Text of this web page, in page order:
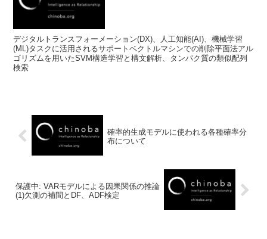
デジタルトランスフォーメーション(DX)、人工知能(AI)、機械学習
(ML)タスクに活用されるサポートベクトルマシンでの削除平面法アル
ゴリズムを用いたSVM構造学習と構文解析、タンパク質の類似配列
検索
確率的生成モデルに使われる各種確率分
布について
保護中: VARモデルによる因果関係の推論
(1)欠測の補間とDF、ADF検定